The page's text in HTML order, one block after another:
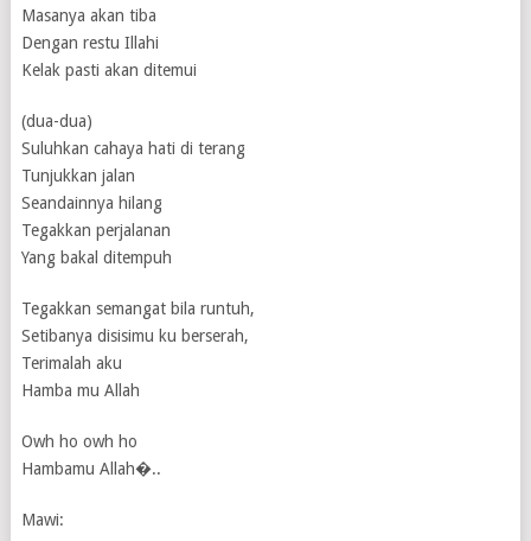
Masanya akan tiba
Dengan restu Illahi
Kelak pasti akan ditemui
(dua-dua)
Suluhkan cahaya hati di terang
Tunjukkan jalan
Seandainnya hilang
Tegakkan perjalanan
Yang bakal ditempuh
Tegakkan semangat bila runtuh,
Setibanya disisimu ku berserah,
Terimalah aku
Hamba mu Allah
Owh ho owh ho
Hambamu Allah�..
Mawi: